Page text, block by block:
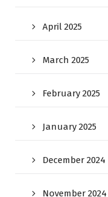
April 2025
March 2025
February 2025
January 2025
December 2024
November 2024